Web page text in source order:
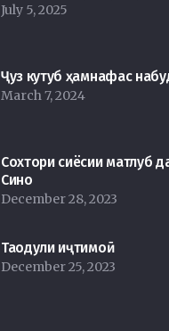
July 5, 2025
Ҷуз кутуб ҳамнафас
March 7, 2024
Сохтори сиёсии матлуб
Сино
December 28, 2023
Таодули иҷтимоӣ
December 25, 2023